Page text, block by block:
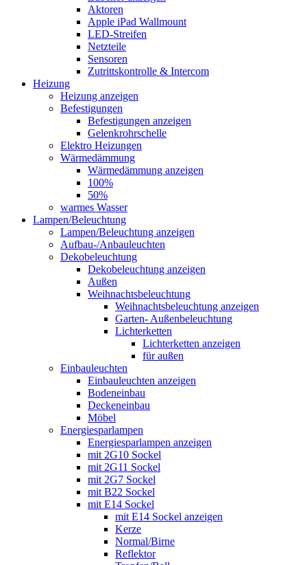
Aktoren
Apple iPad Wallmount
LED-Streifen
Netzteile
Sensoren
Zutrittskontrolle & Intercom
Heizung
Heizung anzeigen
Befestigungen
Befestigungen anzeigen
Gelenkrohrschelle
Elektro Heizungen
Wärmedämmung
Wärmedämmung anzeigen
100%
50%
warmes Wasser
Lampen/Beleuchtung
Lampen/Beleuchtung anzeigen
Aufbau-/Anbauleuchten
Dekobeleuchtung
Dekobeleuchtung anzeigen
Außen
Weihnachtsbeleuchtung
Weihnachtsbeleuchtung anzeigen
Garten- Außenbeleuchtung
Lichterketten
Lichterketten anzeigen
für außen
Einbauleuchten
Einbauleuchten anzeigen
Bodeneinbau
Deckeneinbau
Möbel
Energiesparlampen
Energiesparlampen anzeigen
mit 2G10 Sockel
mit 2G11 Sockel
mit 2G7 Sockel
mit B22 Sockel
mit E14 Sockel
mit E14 Sockel anzeigen
Kerze
Normal/Birne
Reflektor